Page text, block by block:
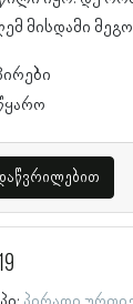
მისდამი